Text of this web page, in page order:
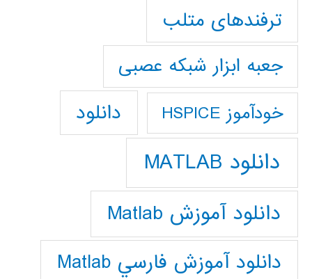
ترفندهای متلب
جعبه ابزار شبکه عصبی
خودآموز HSPICE دانلود
دانلود MATLAB
دانلود آموزش Matlab
دانلود آموزش فارسي Matlab